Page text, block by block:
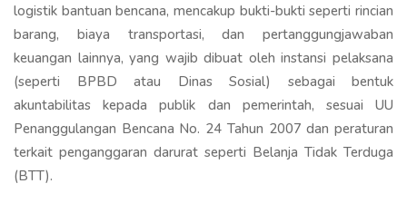
logistik bantuan bencana, mencakup bukti-bukti seperti rincian
barang, biaya transportasi, dan pertanggungjawaban
keuangan lainnya, yang wajib dibuat oleh instansi pelaksana
(seperti BPBD atau Dinas Sosial) sebagai bentuk
akuntabilitas kepada publik dan pemerintah, sesuai UU
Penanggulangan Bencana No. 24 Tahun 2007 dan peraturan
terkait penganggaran darurat seperti Belanja Tidak Terduga
(BTT).